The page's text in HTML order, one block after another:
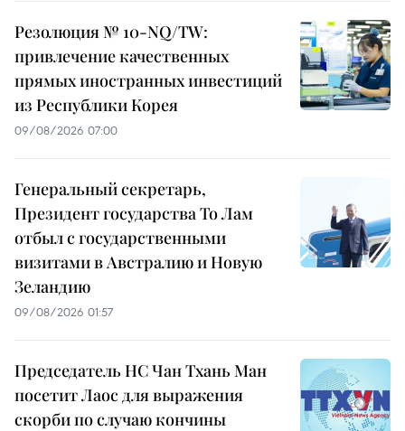
Резолюция № 10-NQ/TW:
привлечение качественных
прямых иностранных инвестиций
из Республики Корея
09/08/2026 07:00
Генеральный секретарь,
Президент государства То Лам
отбыл с государственными
визитами в Австралию и Новую
Зеландию
09/08/2026 01:57
Председатель НС Чан Тхань Ман
посетит Лаос для выражения
скорби по случаю кончины